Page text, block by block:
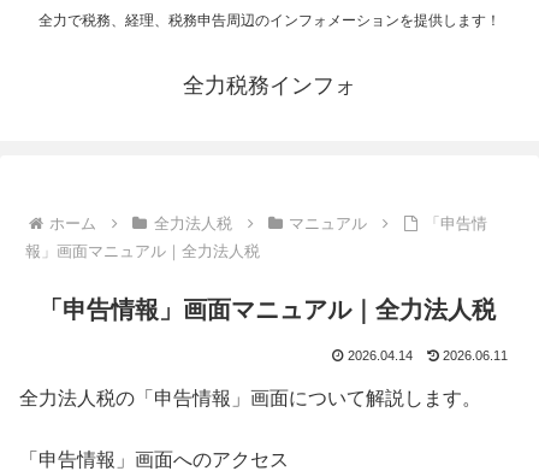
全力で税務、経理、税務申告周辺のインフォメーションを提供します！
全力税務インフォ
ホーム 全力法人税 マニュアル
「申告情
報」画面マニュアル｜全力法人税
「申告情報」画面マニュアル｜全力法人税
2026.04.14 2026.06.11
全力法人税の「申告情報」画面について解説します。
「申告情報」画面へのアクセス